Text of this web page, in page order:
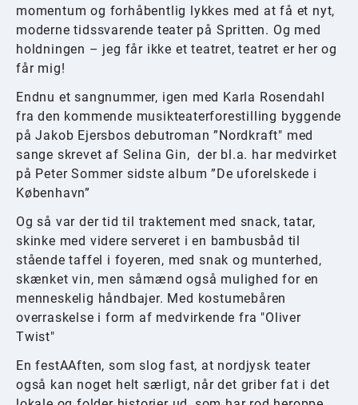
momentum og forhåbentlig lykkes med at få et nyt,
moderne tidssvarende teater på Spritten. Og med
holdningen – jeg får ikke et teatret, teatret er her og
får mig!
Endnu et sangnummer, igen med Karla Rosendahl
fra den kommende musikteaterforestilling byggende
på Jakob Ejersbos debutroman ”Nordkraft" med
sange skrevet af Selina Gin, der bl.a. har medvirket
på Peter Sommer sidste album ”De uforelskede i
København”
Og så var der tid til traktement med snack, tatar,
skinke med videre serveret i en bambusbåd til
stående taffel i foyeren, med snak og munterhed,
skænket vin, men såmænd også mulighed for en
menneskelig håndbajer. Med kostumebåren
overraskelse i form af medvirkende fra "Oliver
Twist"
En festAAften, som slog fast, at nordjysk teater
også kan noget helt særligt, når det griber fat i det